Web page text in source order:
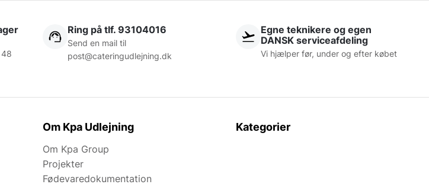
Ring på tlf. 93104016
Send en mail til
post@cateringudlejning.dk
Egne teknikere og egen
DANSK serviceafdeling
Vi hjælper før, under og efter købet
Om Kpa Udlejning
Om Kpa Group
Projekter
Fødevaredokumentation
Kategorier